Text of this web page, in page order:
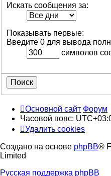
Искать сообщения за:
Показывать первые:
Введите 0 для вывода
символов
Основной сайт Форум
Часовой пояс:
Удалить cookies
Создано на основе phpBB®
Limited
Русская поддержка phpBB